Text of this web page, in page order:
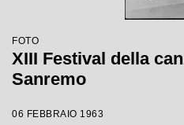
FOTO
XIII Festival della
Sanremo
06 FEBBRAIO 1963